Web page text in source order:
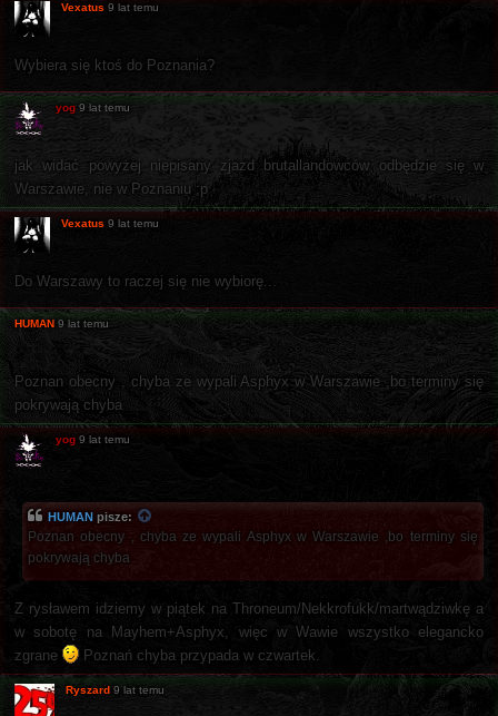
Vexatus 9 lat temu
Wybiera się ktoś do Poznania?
yog 9 lat temu
jak widać powyżej niepisany zjazd brutallandowców odbędzie się w
Warszawie, nie w Poznaniu ;p
Vexatus 9 lat temu
Do Warszawy to raczej się nie wybiorę...
HUMAN 9 lat temu
Poznan obecny , chyba ze wypali Asphyx w Warszawie ,bo terminy się
pokrywają chyba
yog 9 lat temu
HUMAN pisze:
Poznan obecny , chyba ze wypali Asphyx w Warszawie ,bo terminy się
pokrywają chyba
Z rysławem idziemy w piątek na Throneum/Nekkrofukk/martwądziwkę a
w sobotę na Mayhem+Asphyx, więc w Wawie wszystko elegancko
zgrane
Poznań chyba przypada w czwartek.
Ryszard 9 lat temu